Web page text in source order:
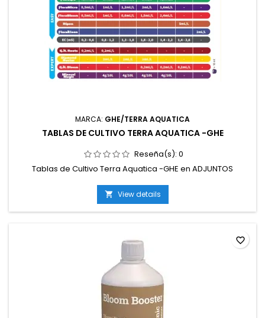
MARCA: GHE/TERRA AQUATICA
TABLAS DE CULTIVO TERRA AQUATICA -GHE
Reseña(s): 0
Tablas de Cultivo Terra Aquatica -GHE en ADJUNTOS
 View details
favorite_border